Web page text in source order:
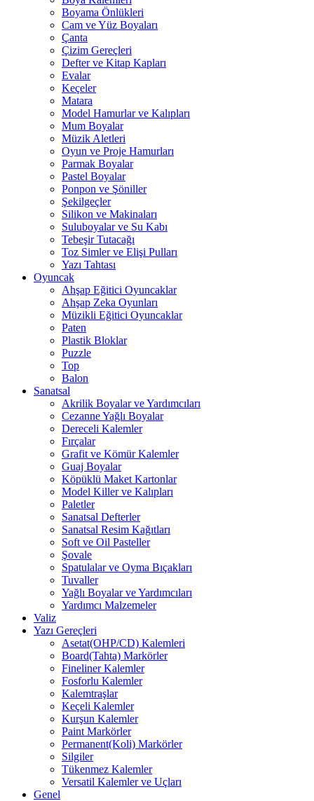
Boyama Önlükleri
Cam ve Yüz Boyaları
Çanta
Çizim Gereçleri
Defter ve Kitap Kapları
Evalar
Keçeler
Matara
Model Hamurlar ve Kalıpları
Mum Boyalar
Müzik Aletleri
Oyun ve Proje Hamurları
Parmak Boyalar
Pastel Boyalar
Ponpon ve Şöniller
Şekilgeçler
Silikon ve Makinaları
Suluboyalar ve Su Kabı
Tebeşir Tutacağı
Toz Simler ve Elişi Pulları
Yazı Tahtası
Oyuncak
Ahşap Eğitici Oyuncaklar
Ahşap Zeka Oyunları
Müzikli Eğitici Oyuncaklar
Paten
Plastik Bloklar
Puzzle
Top
Balon
Sanatsal
Akrilik Boyalar ve Yardımcıları
Cezanne Yağlı Boyalar
Dereceli Kalemler
Fırçalar
Grafit ve Kömür Kalemler
Guaj Boyalar
Köpüklü Maket Kartonlar
Model Killer ve Kalıpları
Paletler
Sanatsal Defterler
Sanatsal Resim Kağıtları
Soft ve Oil Pasteller
Şovale
Spatulalar ve Oyma Bıçakları
Tuvaller
Yağlı Boyalar ve Yardımcıları
Yardımcı Malzemeler
Valiz
Yazı Gereçleri
Asetat(OHP/CD) Kalemleri
Board(Tahta) Markörler
Fineliner Kalemler
Fosforlu Kalemler
Kalemtraşlar
Keçeli Kalemler
Kurşun Kalemler
Paint Markörler
Permanent(Koli) Markörler
Silgiler
Tükenmez Kalemler
Versatil Kalemler ve Uçları
Genel